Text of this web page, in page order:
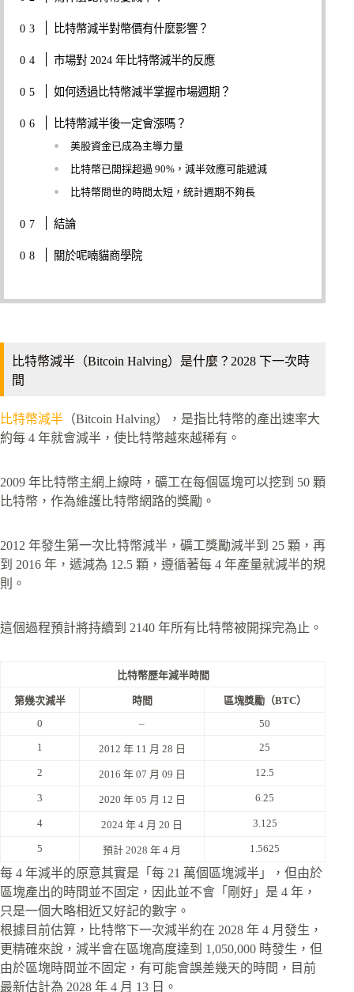
比特幣減半對幣價有什麼影響？
市場對 2024 年比特幣減半的反應
如何透過比特幣減半掌握市場週期？
比特幣減半後一定會漲嗎？
美股資金已成為主導力量
比特幣已開採超過 90%，減半效應可能遞減
比特幣問世的時間太短，統計週期不夠長
結論
關於呢喃貓商學院
比特幣減半（Bitcoin Halving）是什麼？2028 下一次時
間
比特幣減半 （Bitcoin Halving），是指比特幣的產出速率大
約每 4 年就會減半，使比特幣越來越稀有。
2009 年比特幣主網上線時，礦工在每個區塊可以挖到 50 顆
比特幣，作為維護比特幣網路的獎勵。
2012 年發生第一次比特幣減半，礦工獎勵減半到 25 顆，再
到 2016 年，遞減為 12.5 顆，遵循著每 4 年產量就減半的規
則。
這個過程預計將持續到 2140 年所有比特幣被開採完為止。
比特幣歷年減半時間
第幾次減半 時間
區塊獎勵（BTC）
0
–
50
1
2012 年 11 月 28 日 25
2 2016 年 07 月 09 日 12.5
3 2020 年 05 月 12 日 6.25
4 2024 年 4 月 20 日 3.125
5 預計 2028 年 4 月 1.5625
每 4 年減半的原意其實是「每 21 萬個區塊減半」，但由於
區塊產出的時間並不固定，因此並不會「剛好」是 4 年，
只是一個大略相近又好記的數字。
根據目前估算，比特幣下一次減半約在 2028 年 4 月發生，
更精確來說，減半會在區塊高度達到 1,050,000 時發生，但
由於區塊時間並不固定，有可能會誤差幾天的時間，目前
最新估計為 2028 年 4 月 13 日。